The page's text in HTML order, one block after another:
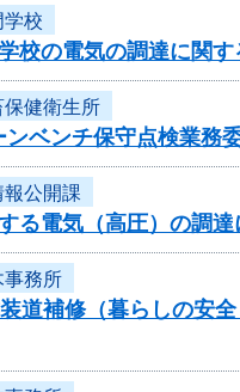
学校
校の電気の調達に関
保健衛生所
ベンチ保守点検業務
公開課
る電気（高圧）の調
事務所
道補修（暮らしの安